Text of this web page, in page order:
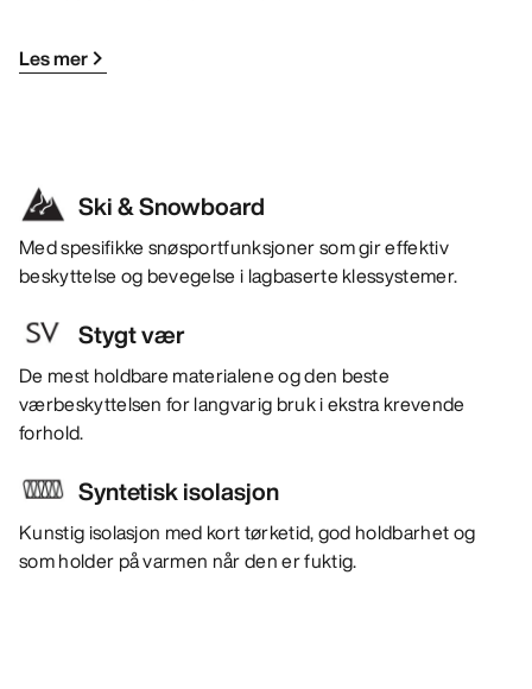
Les mer
Ski & Snowboard
Med spesifikke snøsportfunksjoner som gir effektiv
beskyttelse og bevegelse i lagbaserte klessystemer.
Stygt vær
De mest holdbare materialene og den beste
værbeskyttelsen for langvarig bruk i ekstra krevende
forhold.
Syntetisk isolasjon
Kunstig isolasjon med kort tørketid, god holdbarhet og
som holder på varmen når den er fuktig.